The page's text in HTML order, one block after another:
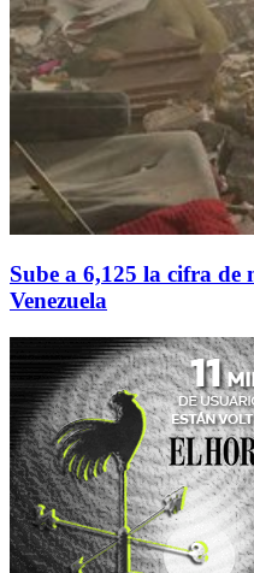
Sube a 6,125 la cifra de
Venezuela